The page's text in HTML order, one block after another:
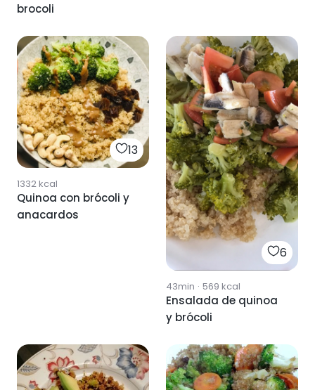
brocoli
13
1332kcal
Quinoa con brócoli y
anacardos
6
43min · 569 kcal
Ensalada de quinoa
y brócoli